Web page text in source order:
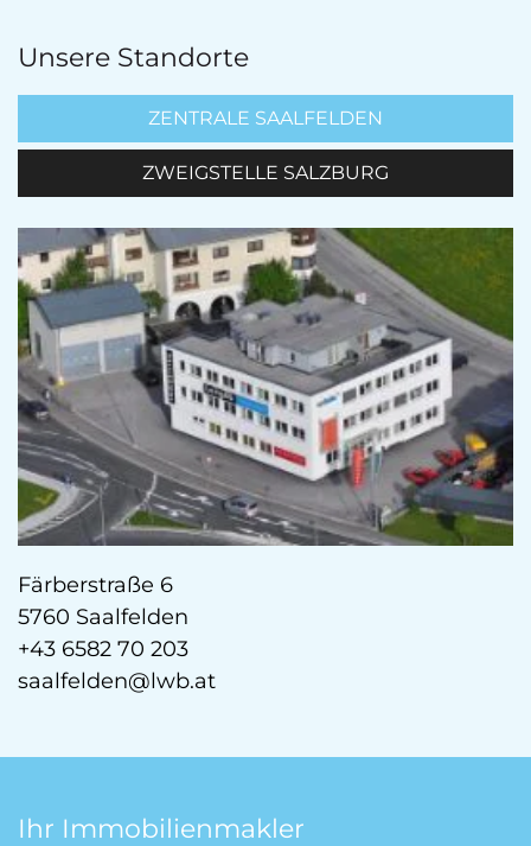
Unsere Standorte
ZENTRALE SAALFELDEN
ZWEIGSTELLE SALZBURG
Färberstraße 6
5760 Saalfelden
+43 6582 70 203
saalfelden@lwb.at
Ihr Immobilienmakler